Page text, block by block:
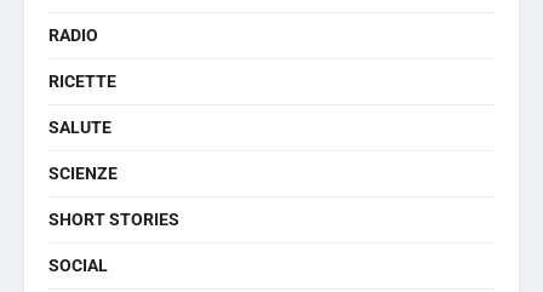
RADIO
RICETTE
SALUTE
SCIENZE
SHORT STORIES
SOCIAL